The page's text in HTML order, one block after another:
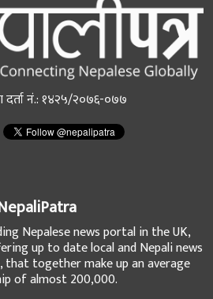
दर्ता नं.: १४२५/२०७६-०७७
Nepalese news portal in the UK,
up to date local and Nepali news
that together make up an average
of almost 200,000.